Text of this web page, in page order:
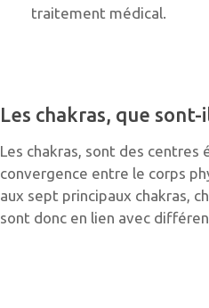
traitement médical.
Les chakras, que sont-
Les chakras, sont des
convergence entre le corps
aux sept principaux chakras,
sont donc en lien avec